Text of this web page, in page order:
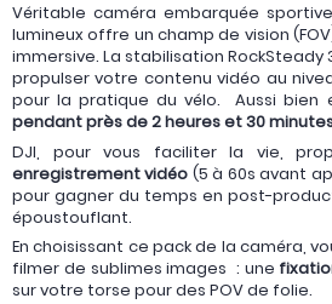
Véritable caméra embarquée
lumineux offre un champ de vision
immersive. La stabilisation
propulser votre contenu vidéo au
pour la pratique du vélo. Aussi bien
pendant près de 2 heures et 30
DJI, pour vous faciliter la vie,
enregistrement vidéo (5 à 60s avant
pour gagner du temps en post-
époustouflant.
En choisissant ce pack de la caméra,
filmer de sublimes images : une
sur votre torse pour des POV de folie.